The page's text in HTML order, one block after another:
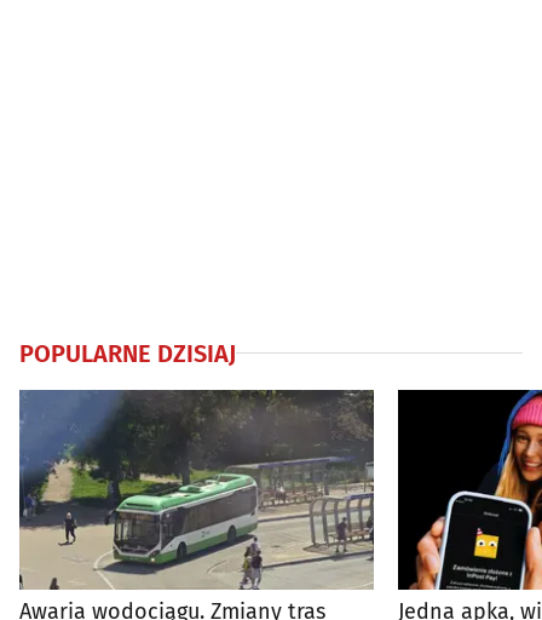
POPULARNE DZISIAJ
Awaria wodociągu. Zmiany tras Jedna apka,